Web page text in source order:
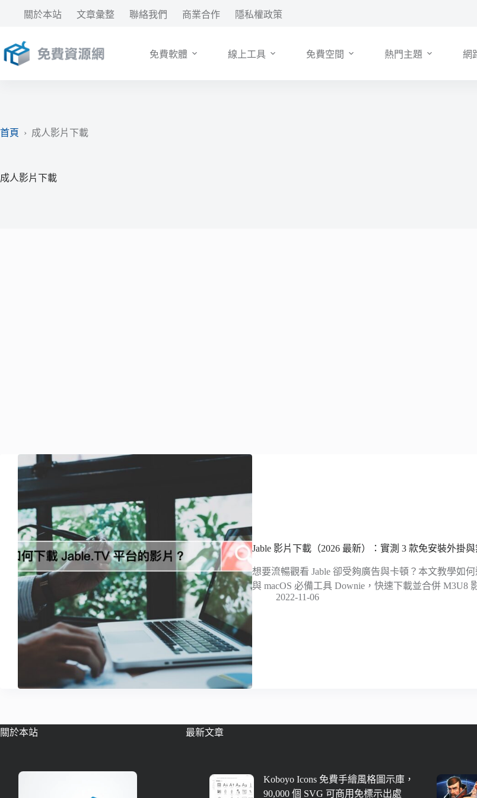
要
內
關於本站 文章彙整 聯絡我們 商業合作 隱私權政策
免費軟體 線上工具 免費空間 熱門主題 網
首頁 › 成人影片下載
成人影片下載
Jable 影片下載（2026 最新）：實測 3 款免安裝外掛
想要流暢觀看 Jable 卻受夠廣告與卡頓？本文教學如何
與 macOS 必備工具 Downie，快速下載並合併 M3U8
2022-11-06
關於本站 最新文章
Koboyo Icons 免費手繪風格圖示庫，
90,000 個 SVG 可商用免標示出處